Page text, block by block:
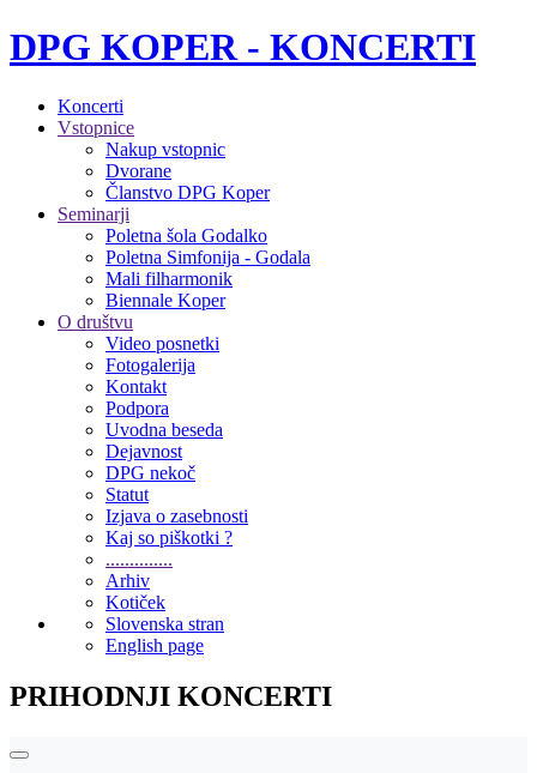
DPG KOPER - KONCERTI
Koncerti
Vstopnice
Nakup vstopnic
Dvorane
Članstvo DPG Koper
Seminarji
Poletna šola Godalko
Poletna Simfonija - Godala
Mali filharmonik
Biennale Koper
O društvu
Video posnetki
Fotogalerija
Kontakt
Podpora
Uvodna beseda
Dejavnost
DPG nekoč
Statut
Izjava o zasebnosti
Kaj so piškotki ?
..............
Arhiv
Kotiček
Slovenska stran
English page
PRIHODNJI KONCERTI